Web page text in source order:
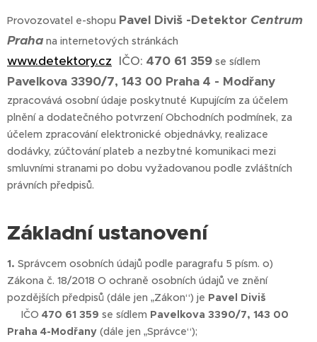
Provozovatel e-shopu Pavel Diviš -Detektor Centrum
Praha na internetových stránkách
www.detektory.cz IČO: 470 61 359 se sídlem
Pavelkova 3390/7, 143 00 Praha 4 - Modřany
zpracovává osobní údaje poskytnuté Kupujícím za účelem
plnění a dodatečného potvrzení Obchodních podmínek, za
účelem zpracování elektronické objednávky, realizace
dodávky, zúčtování plateb a nezbytné komunikaci mezi
smluvními stranami po dobu vyžadovanou podle zvláštních
právních předpisů.
Základní ustanovení
1. Správcem osobních údajů podle paragrafu 5 písm. o)
Zákona č. 18/2018 O ochraně osobních údajů ve znění
pozdějších předpisů (dále jen „Zákon“) je Pavel Diviš
IČO 470 61 359 se sídlem Pavelkova 3390/7, 143 00
Praha 4-Modřany (dále jen „Správce“);